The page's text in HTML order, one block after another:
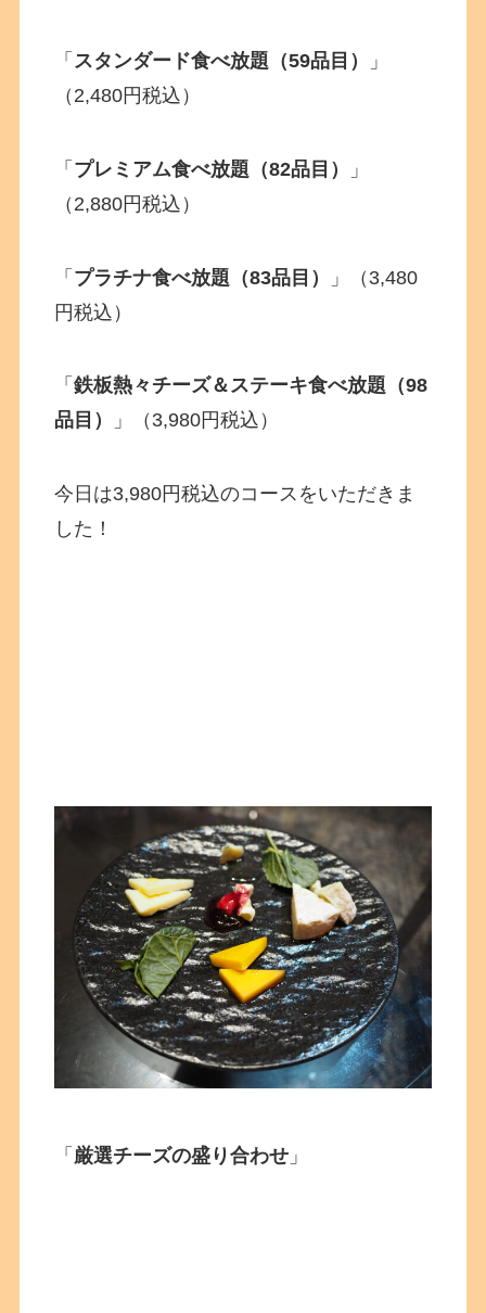
「 スタンダード食べ放題（59品目）
」
（2,480円税込）
「 プレミアム食べ放題（82品目）
」
（2,880円税込）
「 プラチナ食べ放題（83品目）
」（3,480
円税込）
「鉄板熱々チーズ＆ステーキ食べ放題（98
品目）
」（3,980円税込）
今日は3,980円税込のコースをいただきま
した！
「 厳選チーズの盛り合わせ 」